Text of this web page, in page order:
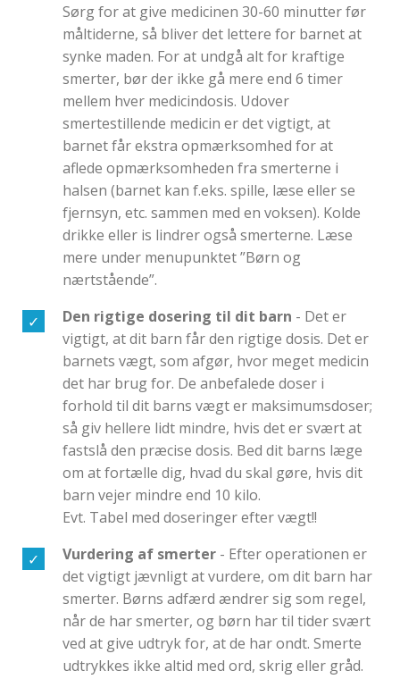
Sørg for at give medicinen 30-60 minutter før
måltiderne, så bliver det lettere for barnet at
synke maden. For at undgå alt for kraftige
smerter, bør der ikke gå mere end 6 timer
mellem hver medicindosis. Udover
smertestillende medicin er det vigtigt, at
barnet får ekstra opmærksomhed for at
aflede opmærksomheden fra smerterne i
halsen (barnet kan f.eks. spille, læse eller se
fjernsyn, etc. sammen med en voksen). Kolde
drikke eller is lindrer også smerterne. Læse
mere under menupunktet ”Børn og
nærtstående”.
Den rigtige dosering til dit barn - Det er
vigtigt, at dit barn får den rigtige dosis. Det er
barnets vægt, som afgør, hvor meget medicin
det har brug for. De anbefalede doser i
forhold til dit barns vægt er maksimumsdoser;
så giv hellere lidt mindre, hvis det er svært at
fastslå den præcise dosis. Bed dit barns læge
om at fortælle dig, hvad du skal gøre, hvis dit
barn vejer mindre end 10 kilo.
Evt. Tabel med doseringer efter vægt!!
Vurdering af smerter - Efter operationen er
det vigtigt jævnligt at vurdere, om dit barn har
smerter. Børns adfærd ændrer sig som regel,
når de har smerter, og børn har til tider svært
ved at give udtryk for, at de har ondt. Smerte
udtrykkes ikke altid med ord, skrig eller gråd.